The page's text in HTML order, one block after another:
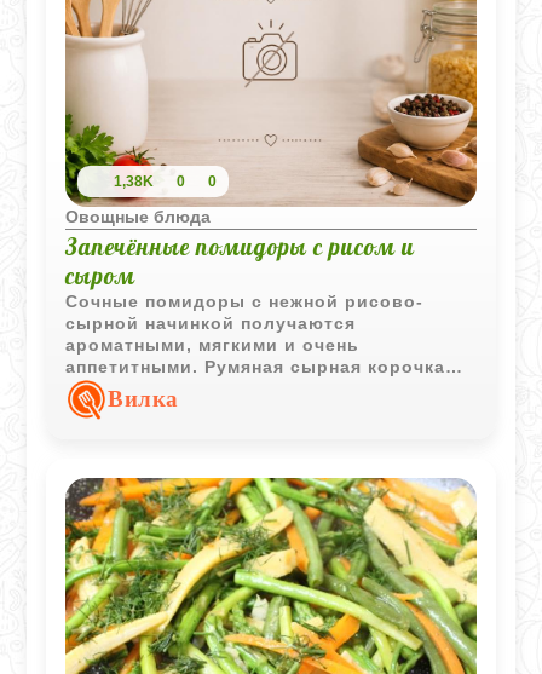
1,38K 0 0
Овощные блюда
Запечённые помидоры с рисом и
сыром
Сочные помидоры с нежной рисово-
сырной начинкой получаются
ароматными, мягкими и очень
аппетитными. Румяная сырная корочка
делает блюдо особенно уютным и
домашним.
Вилка